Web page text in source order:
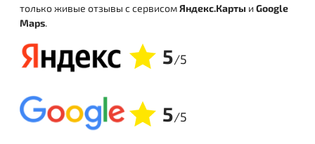
только живые отзывы с сервисомЯндекс.Карты и Google
Maps.
5/5
5/5